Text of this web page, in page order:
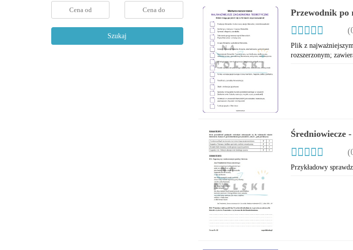
Szukaj
Przewodnik po
najważniejsze
Plik z
rozszerzonym;
Średniowiecze
Przykładowy